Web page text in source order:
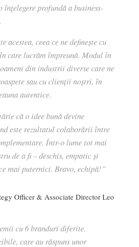
înțelegere profundă a business-
acestea, ceea ce ne definește cu
care lucrăm împreună. Modul în
din industrii diverse care ne
sau cu clienții noștri, în
autentice.
că o idee bună devine
este rezultatul colaborării între
Într-o lume tot mai
de a fi – deschis, empatic și
mai puternici. Bravo, echipă!”
Officer & Associate Director Leo
cu 6 branduri diferite.
care au răspuns unor